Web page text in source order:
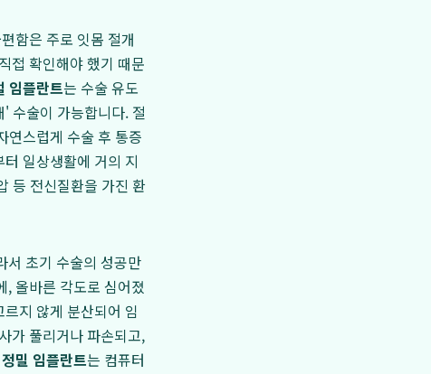
함은 주로 잇몸 절개
접 확인해야 했기 때문
임플란트는 수술 유도
수술이 가능합니다. 절
연스럽게 수술 후 통증
일상생활에 거의 지
등 전신질환을 가진 환
서 초기 수술의 성공만
, 올바른 각도로 심어졌
지 않게 분산되어 임
가 풀리거나 파손되고,
정밀 임플란트는 컴퓨터